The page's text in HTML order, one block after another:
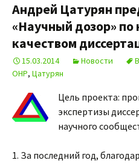
Андрей Цатурян
«Научный дозор» по
качеством
15.03.2014 Новости
ОНР, Цатурян
Цель проекта:
экспертизы
научного
1. За последний год,